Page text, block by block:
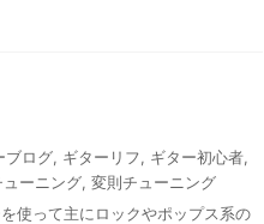
ブログ, ギターリフ, ギター初心者,
ーニング, 変則チューニング
使って主にロックやポップス系の